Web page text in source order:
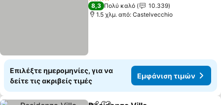
4 Αστέρια
8,3 Πολύ καλό
10.339
1.5 χλμ. από: Castelvecchio
Επιλέξτε ημερομηνίες, για να
δείτε τις ακριβείς τιμές
Εμφάνιση τιμών